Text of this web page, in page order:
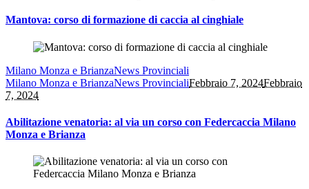
Mantova: corso di formazione di caccia al cinghiale
Milano Monza e BrianzaNews Provinciali
Milano Monza e BrianzaNews ProvincialiFebbraio 7, 2024Febbraio
7, 2024
Abilitazione venatoria: al via un corso con Federcaccia Milano
Monza e Brianza